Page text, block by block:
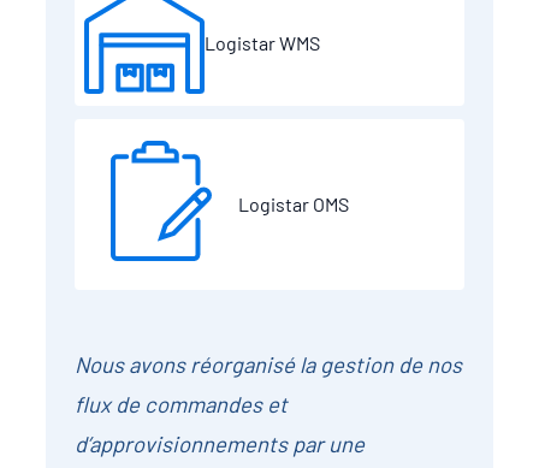
Logistar WMS
Logistar OMS
Nous avons réorganisé la gestion de nos
flux de commandes et
d’approvisionnements par une